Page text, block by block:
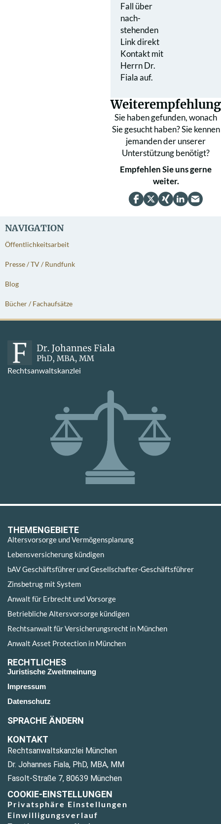
NAVIGATION
Öffentlichkeitsarbeit
Presse / TV / Rundfunk
Blog
Bücher / Fachaufsätze
Fall über
nach­
stehenden
Link direkt
Kontakt mit
Herrn Dr.
Fiala auf.
Weiterempfehlung
Sie haben gefunden, wonach
Sie gesucht haben? Sie kennen
jemanden der unserer
Unterstützung benötigt?
Empfehlen Sie uns gerne
weiter.
Rechtsanwaltskanzlei
THEMENGEBIETE
Altersvorsorge und Vermögensplanung
Lebensversicherung kündigen
bAV Geschäftsführer und Gesellschafter-Geschäftsführer
Zinsbetrug mit System
Anwalt für Erbrecht und Vorsorge
Betriebliche Altersvorsorge kündigen
Rechtsanwalt für Versicherungsrecht in München
Anwalt Asset Protection in München
RECHTLICHES
Juristische Zweitmeinung
Impressum
Datenschutz
SPRACHE ÄNDERN
KONTAKT
Rechtsanwaltskanzlei München
Dr. Johannes Fiala, PhD, MBA, MM
Fasolt-Straße 7, 80639 München
COOKIE-EINSTELLUNGEN
Privatsphäre Einstellungen
Einwilligungsverlauf